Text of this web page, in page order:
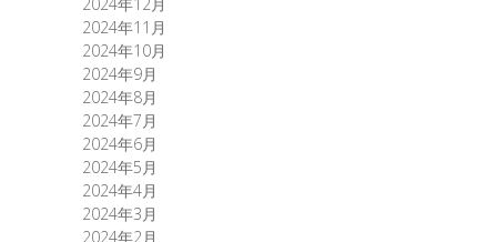
2024年11月
2024年10月
2024年9月
2024年8月
2024年7月
2024年6月
2024年5月
2024年4月
2024年3月
2024年2月